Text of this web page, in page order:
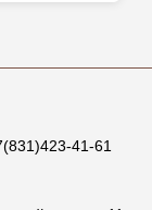
41-61